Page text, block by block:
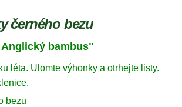
černého bezu
Anglický bambus"
léta. Ulomte výhonky a otrhejte listy.
bezu